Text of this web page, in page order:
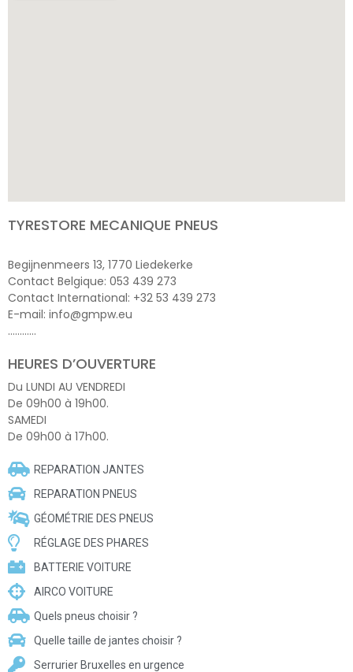
TYRESTORE MECANIQUE PNEUS
Begijnenmeers 13, 1770 Liedekerke
Contact Belgique: 053 439 273
Contact International: +32 53 439 273
E-mail: info@gmpw.eu
…………
HEURES D’OUVERTURE
Du LUNDI AU VENDREDI
De 09h00 à 19h00.
SAMEDI
De 09h00 à 17h00.
REPARATION JANTES
REPARATION PNEUS
GÉOMÉTRIE DES PNEUS
RÉGLAGE DES PHARES
BATTERIE VOITURE
AIRCO VOITURE
Quels pneus choisir ?
Quelle taille de jantes choisir ?
Serrurier Bruxelles en urgence